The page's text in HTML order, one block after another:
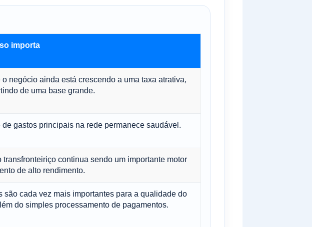
importa
o negócio ainda está crescendo a uma taxa atrativa,
de uma base grande.
de gastos principais na rede permanece saudável.
transfronteiriço continua sendo um importante motor
de alto rendimento.
são cada vez mais importantes para a qualidade do
do simples processamento de pagamentos.